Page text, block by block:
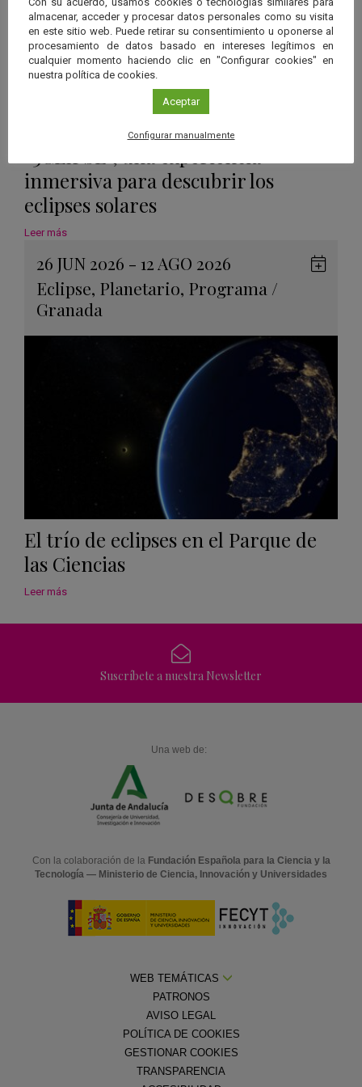
inmersiva para descubrir los
eclipses solares
Leer más
26 JUN 2026 - 12 AGO 2026
Eclipse, Planetario, Programa /
Granada
El trío de eclipses en el Parque de
las Ciencias
Leer más
Suscríbete a nuestra Newsletter
Una web de:
Con la colaboración de la Fundación Española para la Ciencia y la
Tecnología — Ministerio de Ciencia, Innovación y Universidades
WEB TEMÁTICAS
PATRONOS
AVISO LEGAL
POLÍTICA DE COOKIES
GESTIONAR COOKIES
TRANSPARENCIA
almacenar, acceder y procesar datos personales como su visita
en este sitio web. Puede retirar su consentimiento u oponerse al
procesamiento de datos basado en intereses legítimos en
cualquier momento haciendo clic en "Configurar cookies" en
nuestra política de cookies.
Aceptar
Configurar manualmente